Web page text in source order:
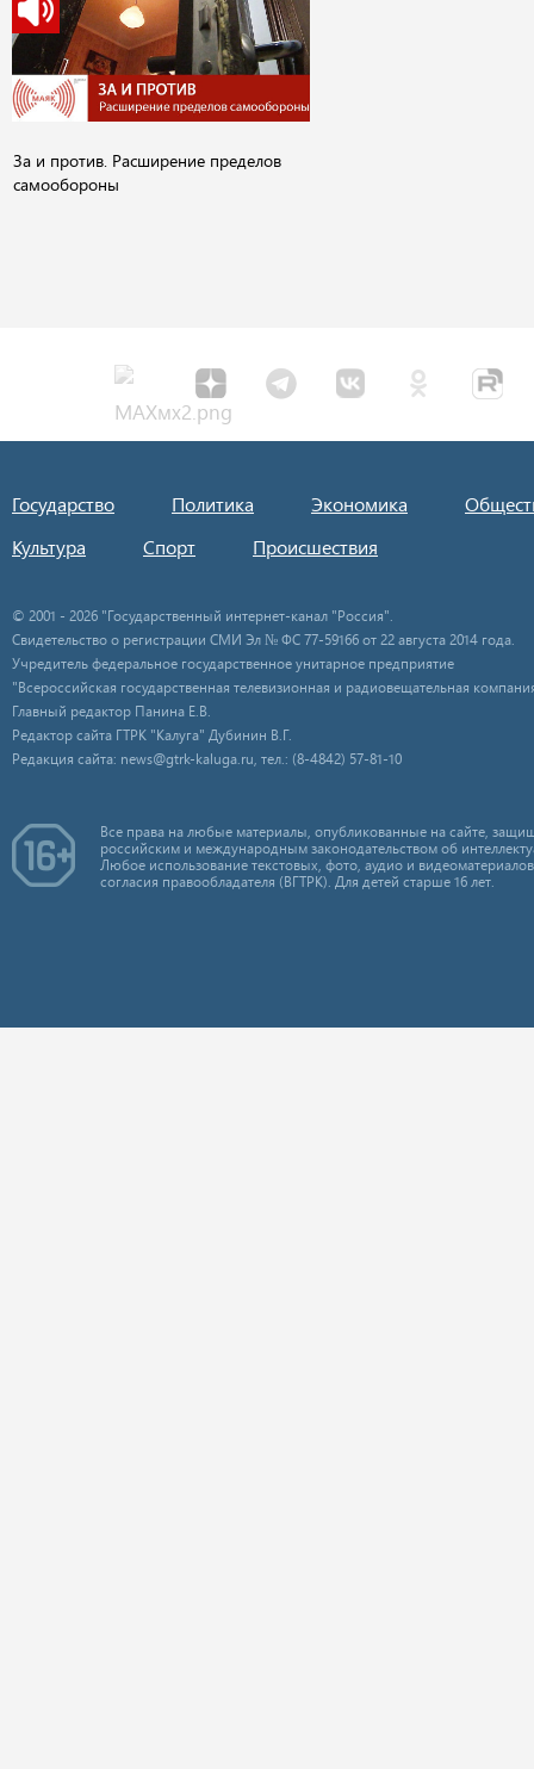
За и против. Расширение пределов
самообороны
Государство Политика Экономика
Культура
Спорт Происшествия
© 2001 - 2026 "Государственный интернет-канал "Россия".
Свидетельство о регистрации СМИ Эл № ФС 77-59166 от 22 августа 2014 года.
Учредитель федеральное государственное унитарное предприятие
"Всероссийская государственная телевизионная и радиовещательная
Главный редактор Панина Е.В.
Редактор сайта ГТРК "Калуга" Дубинин В.Г.
Редакция сайта: news@gtrk-kaluga.ru, тел.: (8-4842) 57-81-10
Все права на любые материалы, опубликованные на сайте,
российским и международным законодательством об
Любое использование текстовых, фото, аудио и
согласия правообладателя (ВГТРК). Для детей старше 16 лет.